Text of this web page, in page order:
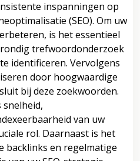
inspanningen op
(SEO). Om uw
is het essentieel
trefwoordonderzoek
identificeren. Vervolgens
door hoogwaardige
bij deze zoekwoorden.
snelheid,
van uw
rol. Daarnaast is het
backlinks en regelmatige